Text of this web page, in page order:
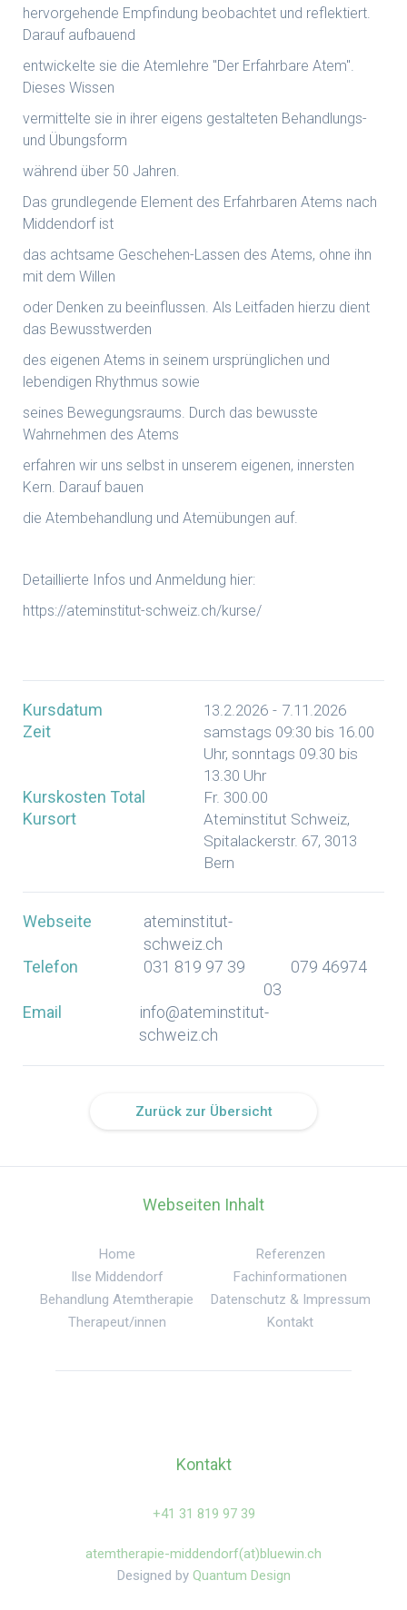
hervorgehende Empfindung beobachtet und reflektiert.
Darauf aufbauend
entwickelte sie die Atemlehre "Der Erfahrbare Atem".
Dieses Wissen
vermittelte sie in ihrer eigens gestalteten Behandlungs-
und Übungsform
während über 50 Jahren.
Das grundlegende Element des Erfahrbaren Atems nach
Middendorf ist
das achtsame Geschehen-Lassen des Atems, ohne ihn
mit dem Willen
oder Denken zu beeinflussen. Als Leitfaden hierzu dient
das Bewusstwerden
des eigenen Atems in seinem ursprünglichen und
lebendigen Rhythmus sowie
seines Bewegungsraums. Durch das bewusste
Wahrnehmen des Atems
erfahren wir uns selbst in unserem eigenen, innersten
Kern. Darauf bauen
die Atembehandlung und Atemübungen auf.
Detaillierte Infos und Anmeldung hier:
https://ateminstitut-schweiz.ch/kurse/
Kursdatum 13.2.2026 - 7.11.2026
Zeit
samstags 09:30 bis 16.00
Uhr, sonntags 09.30 bis
13.30 Uhr
Kurskosten Total Fr. 300.00
Kursort
Ateminstitut Schweiz,
Spitalackerstr. 67, 3013
Bern
Webseite
ateminstitut-
schweiz.ch
Telefon
031 819 97 39
079 46974
03
Email
info@ateminstitut-
schweiz.ch
Zurück zur Übersicht
Webseiten Inhalt
Home
Ilse Middendorf
Behandlung Atemtherapie
Therapeut/innen
Referenzen
Fachinformationen
Datenschutz & Impressum
Kontakt
Kontakt
‍+41 31 819 97 39
atemtherapie-middendorf(at)bluewin.ch
Designed by Quantum Design